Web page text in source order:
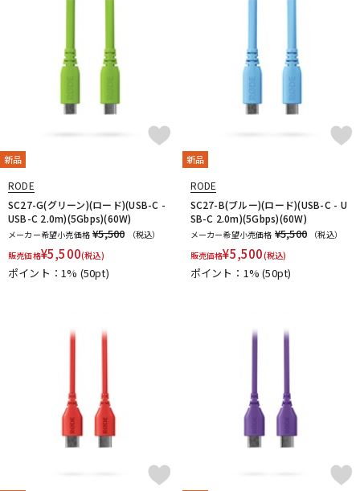
新品
RODE
SC27-G(グリーン)(ロード)(USB-C -
USB-C 2.0m)(5Gbps)(60W)
メーカー希望小売価格 ¥5,500
（税込）
販売価格¥5,500(税込)
ポイント：1% (50pt)
新品
RODE
SC27-B(ブルー)(ロード)(USB-C - U
SB-C 2.0m)(5Gbps)(60W)
メーカー希望小売価格 ¥5,500
（税込）
販売価格¥5,500(税込)
ポイント：1%(50pt)